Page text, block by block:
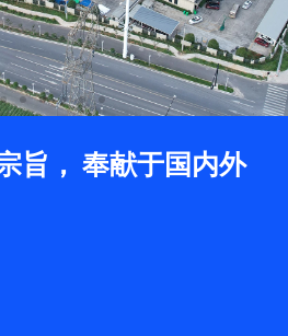
旨， 奉献于国内外